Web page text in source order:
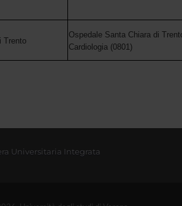
Trento
Ospedale Santa Chiara di
Cardiologia (0801)
Universitaria Integrata